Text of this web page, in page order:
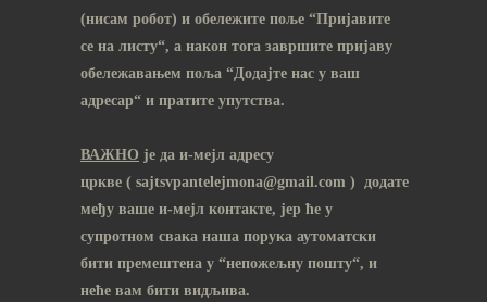
(нисам робот) и обележите поље “Пријавите
се на листу“, а након тога завршите пријаву
обележавањем поља “Додајте нас у ваш
адресар“ и пратите упутства.
ВАЖНО је да и-мејл адресу
цркве ( sajtsvpantelejmona@gmail.com ) додате
међу ваше и-мејл контакте, јер ће у
супротном свака наша порука аутоматски
бити премештена у “непожељну пошту“, и
неће вам бити видљива.